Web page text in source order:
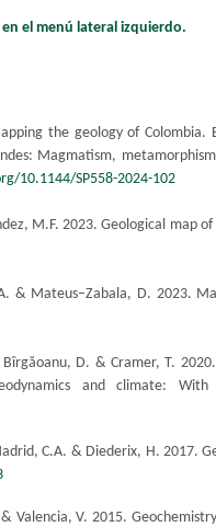
el menú lateral izquierdo.
the geology of
Magmatism,
10.1144/SP558-2024-102​
M.F. 2023. Geological map
& Mateus–Zabala, D. 2023.
D. & Cramer, T.
and climate:
C.A. & Diederix, H. 2017.
Valencia, V. 2015.